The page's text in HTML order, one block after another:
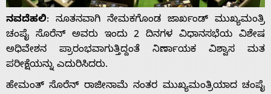
ನವದೆಹಲಿ: ನೂತನವಾಗಿ ನೇಮಕಗೊಂಡ ಜಾರ್ಖಂಡ್ ಮುಖ್ಯಮಂತ್ರಿ
ಚಂಪೈ ಸೊರೆನ್ ಅವರು ಇಂದು 2 ದಿನಗಳ ವಿಧಾನಸಭೆಯ ವಿಶೇಷ
ಅಧಿವೇಶನ ಪ್ರಾರಂಭವಾಗುತ್ತಿದ್ದಂತೆ ನಿರ್ಣಾಯಕ ವಿಶ್ವಾಸ ಮತ
ಪರೀಕ್ಷೆಯನ್ನು ಎದುರಿಸಿದರು.
ಹೇಮಂತ್ ಸೊರೆನ್ ರಾಜೀನಾಮೆ ನಂತರ ಮುಖ್ಯಮಂತ್ರಿಯಾದ ಚಂಪೈ